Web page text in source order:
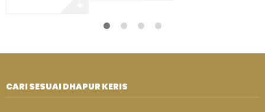
CARI SESUAI DHAPUR KERIS